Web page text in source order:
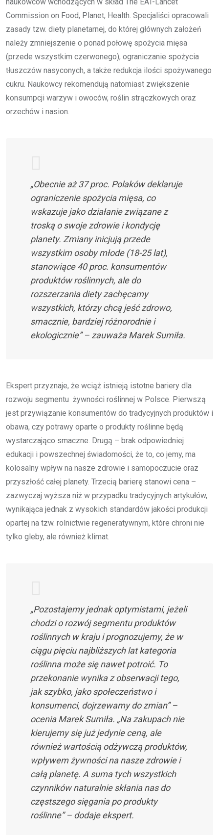
Commission on Food, Planet, Health. Specjaliści opracowali
zasady tzw. diety planetarnej, do której głównych założeń
należy zmniejszenie o ponad połowę spożycia mięsa
(przede wszystkim czerwonego), ograniczanie spożycia
tłuszczów nasyconych, a także redukcja ilości spożywanego
cukru. Naukowcy rekomendują natomiast zwiększenie
konsumpcji warzyw i owoców, roślin strączkowych oraz
orzechów i nasion.
„Obecnie aż 37 proc. Polaków deklaruje
ograniczenie spożycia mięsa, co
wskazuje jako działanie związane z
troską o swoje zdrowie i kondycję
planety. Zmiany inicjują przede
wszystkim osoby młode (18-25 lat),
stanowiące 40 proc. konsumentów
produktów roślinnych, ale do
rozszerzania diety zachęcamy
wszystkich, którzy chcą jeść zdrowo,
smacznie, bardziej różnorodnie i
ekologicznie” – zauważa Marek Sumiła.
Ekspert przyznaje, że wciąż istnieją istotne bariery dla
rozwoju segmentu żywności roślinnej w Polsce. Pierwszą
jest przywiązanie konsumentów do tradycyjnych produktów i
obawa, czy potrawy oparte o produkty roślinne będą
wystarczająco smaczne. Drugą – brak odpowiedniej
edukacji i powszechnej świadomości, że to, co jemy, ma
kolosalny wpływ na nasze zdrowie i samopoczucie oraz
przyszłość całej planety. Trzecią barierę stanowi cena –
zazwyczaj wyższa niż w przypadku tradycyjnych artykułów,
wynikająca jednak z wysokich standardów jakości produkcji
opartej na tzw. rolnictwie regeneratywnym, które chroni nie
tylko gleby, ale również klimat.
„Pozostajemy jednak optymistami, jeżeli
chodzi o rozwój segmentu produktów
roślinnych w kraju i prognozujemy, że w
ciągu pięciu najbliższych lat kategoria
roślinna może się nawet potroić. To
przekonanie wynika z obserwacji tego,
jak szybko, jako społeczeństwo i
konsumenci, dojrzewamy do zmian” –
ocenia Marek Sumiła. „Na zakupach nie
kierujemy się już jedynie ceną, ale
również wartością odżywczą produktów,
wpływem żywności na nasze zdrowie i
całą planetę. A suma tych wszystkich
czynników naturalnie skłania nas do
częstszego sięgania po produkty
roślinne” – dodaje ekspert.